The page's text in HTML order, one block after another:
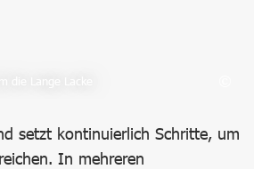
setzt kontinuierlich Schritte, um
In mehreren